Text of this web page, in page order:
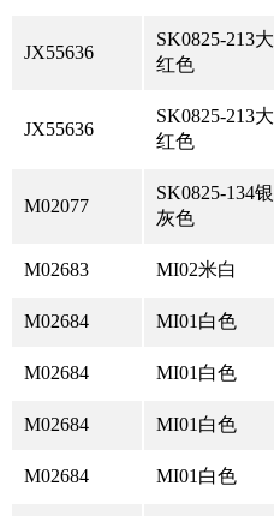
JX55636
SK0825-213大
红色
JX55636
SK0825-213大
红色
M02077
SK0825-134银
灰色
M02683 MI02米白
M02684 MI01白色
M02684 MI01白色
M02684 MI01白色
M02684 MI01白色